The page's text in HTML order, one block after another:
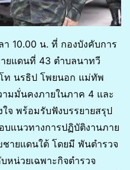
10.00 น. ที่ กองบังคับการ
ยแดนที่ 43 ตำบลนาทวี
ท นรธิป โพยนอก แม่ทัพ
มมั่นคงภายในภาค 4 และ
จ พร้อมรับฟังบรรยายสรุป
แนวทางการปฏิบัติงานภาย
ายแดนใต้ โดยมี พันตำรวจ
น่วยเฉพาะกิจตำรวจ